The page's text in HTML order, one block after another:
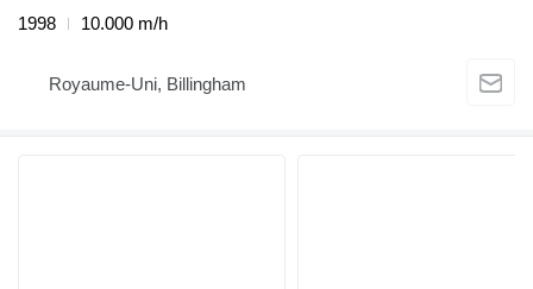
1998
10.000 m/h
Royaume-Uni, Billingham